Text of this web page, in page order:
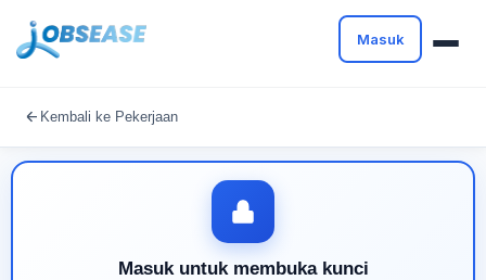
Masuk
Kembali ke Pekerjaan
Masuk untuk membuka kunci
Buat profil Anda untuk membuka kunci pencocokan